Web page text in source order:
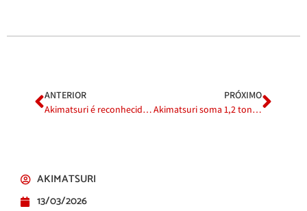
ANTERIOR
Akimatsuri é reconhecido como Patrimônio Cultural Imaterial em Mogi das Cruzes
PRÓXIMO
Akimatsuri soma 1,2 tonelada de alimentos arrecadados no primeiro fim de semana
AKIMATSURI
13/03/2026